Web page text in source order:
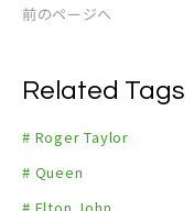
前のページへ
Related Tags
# Roger Taylor
# Queen